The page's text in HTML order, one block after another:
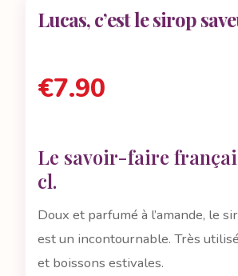
Lucas, c’est le sirop
€7.90
Le savoir-faire
cl.
Doux et parfumé à l’amande, le
est un incontournable. Très
et boissons estivales.